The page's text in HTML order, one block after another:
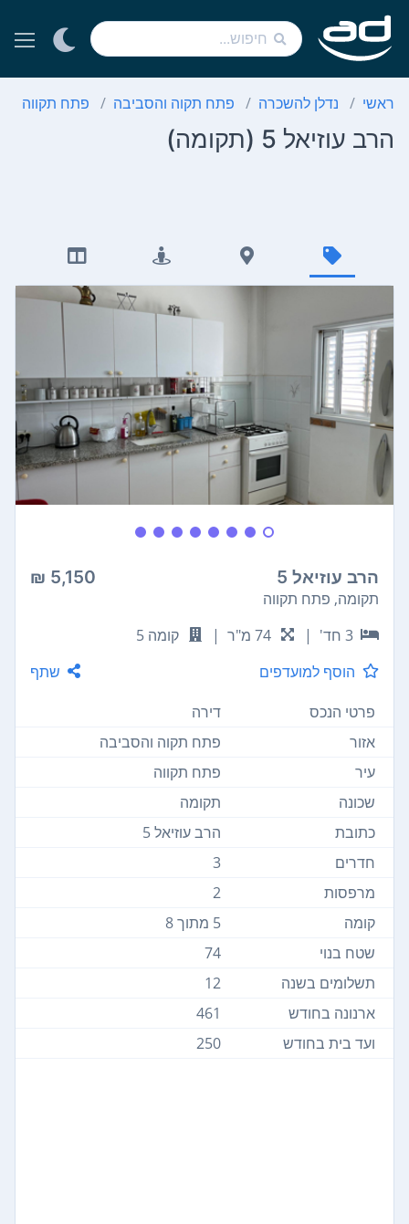
ראשי נדלן להשכרה פתח תקוה והסביבה פתח תקווה
הרב עוזיאל 5 (תקומה)
הרב עוזיאל 5 5,150 ₪
תקומה, פתח תקווה
3 חד'
| 74 מ"ר |
קומה 5
הוסף למועדפים
שתף
פרטי הנכס
דירה
אזור
פתח תקוה והסביבה
עיר
פתח תקווה
שכונה
תקומה
כתובת
הרב עוזיאל 5
חדרים
3
מרפסות
2
קומה
5 מתוך 8
שטח בנוי
74
תשלומים בשנה
12
ארנונה בחודש
461
ועד בית בחודש
250